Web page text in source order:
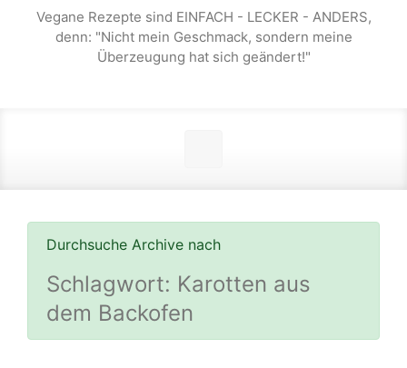
Vegane Rezepte sind EINFACH - LECKER - ANDERS,
denn: "Nicht mein Geschmack, sondern meine
Überzeugung hat sich geändert!"
Durchsuche Archive nach
Schlagwort: Karotten aus
dem Backofen